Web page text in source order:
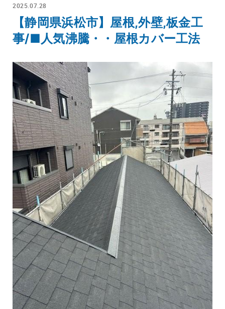
2025.07.28
【静岡県浜松市】屋根,外壁,板金工
事/■人気沸騰・・屋根カバー工法